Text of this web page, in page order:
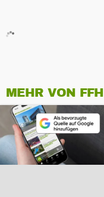
MEHR VON FFH